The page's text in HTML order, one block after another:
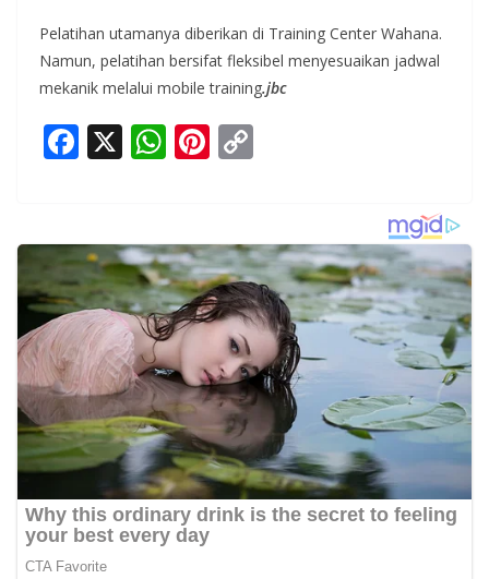
Pelatihan utamanya diberikan di Training Center Wahana.
Namun, pelatihan bersifat fleksibel menyesuaikan jadwal
mekanik melalui mobile training.jbc
F
b
o
o
k
X W
s
A
p
p
Pi
e
st
y
Li
n
k